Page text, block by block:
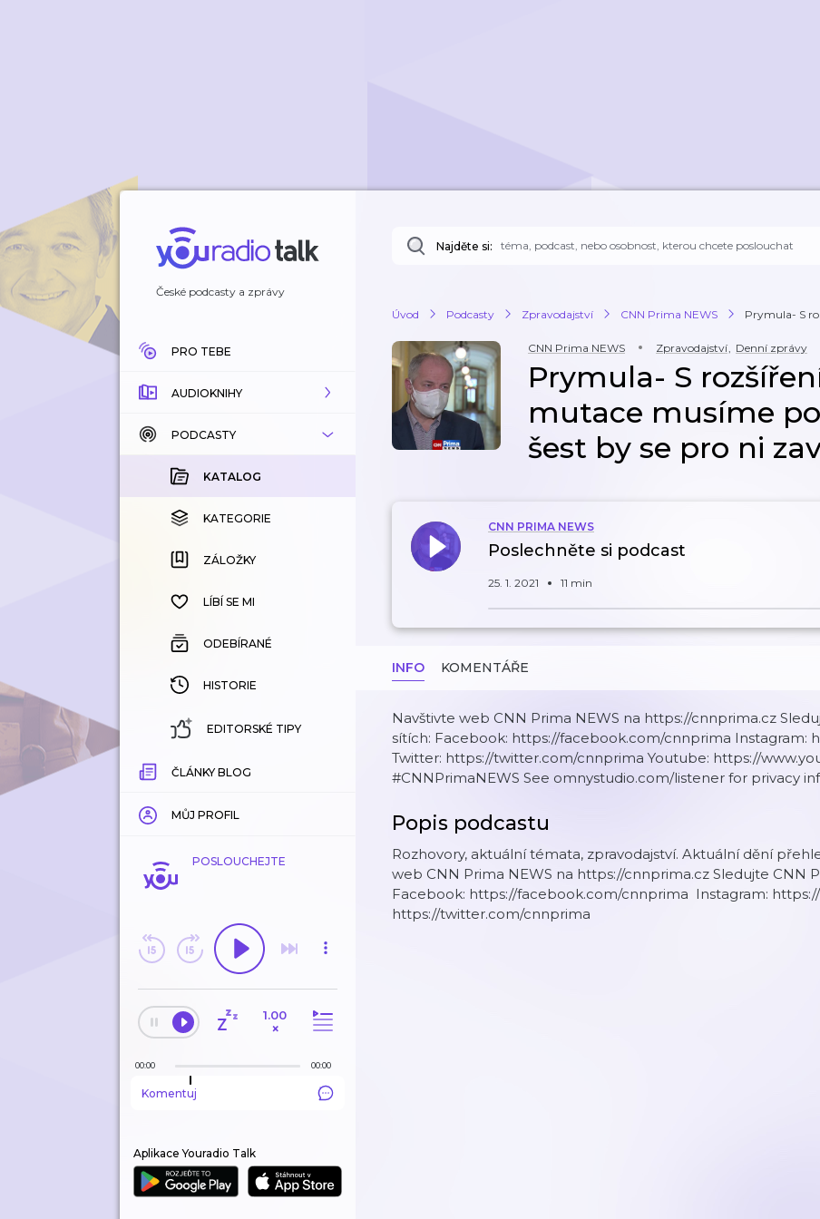
České podcasty a zprávy
PRO TEBE
AUDIOKNIHY
KATALOG
KOUPENÉ
KATEGORIE
ZÁLOŽKY
HISTORIE
PODCASTY
KATALOG
KATEGORIE
ZÁLOŽKY
LÍBÍ SE MI
ODEBÍRANÉ
HISTORIE
EDITORSKÉ TIPY
ČLÁNKY BLOG
MŮJ PROFIL
POSLOUCHEJTE
1.00
×
00:00 00:00
Komentuj
Aplikace Youradio Talk
Najděte si:
Úvod Podcasty Zpravodajství CNN Prima NEWS Prymula- S
CNN Prima NEWS Zpravodajství, Denní zprávy
Prymula- S
mutace musíme
šest by se pro ni
CNN PRIMA NEWS
Poslechněte si podcast
25. 1. 2021 11 min
INFO KOMENTÁŘE
Navštivte web CNN Prima NEWS na https://cnnprima.cz
sítích: Facebook: https://facebook.com/cnnprima Instagram:
Twitter: https://twitter.com/cnnprima Youtube: https://
#CNNPrimaNEWS See omnystudio.com/listener for privacy
Popis podcastu
Rozhovory, aktuální témata, zpravodajství. Aktuální dění
web CNN Prima NEWS na https://cnnprima.cz Sledujte CNN
Facebook: https://facebook.com/cnnprima Instagram:
https://twitter.com/cnnprima